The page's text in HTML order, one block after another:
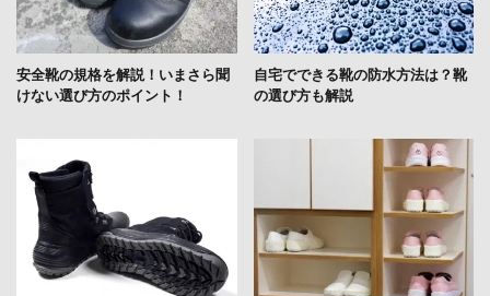
安全靴の規格を解説！いまさら聞
けない選び方のポイント！
自宅でできる靴の防水方法は？靴
の選び方も解説